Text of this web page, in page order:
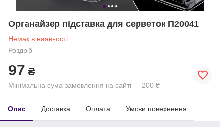
Органайзер підставка для серветок П20041
Немає в наявності
Роздріб
97 ₴
Мінімальна сума замовлення на сайті — 200 ₴
Опис Доставка Оплата Умови повернення